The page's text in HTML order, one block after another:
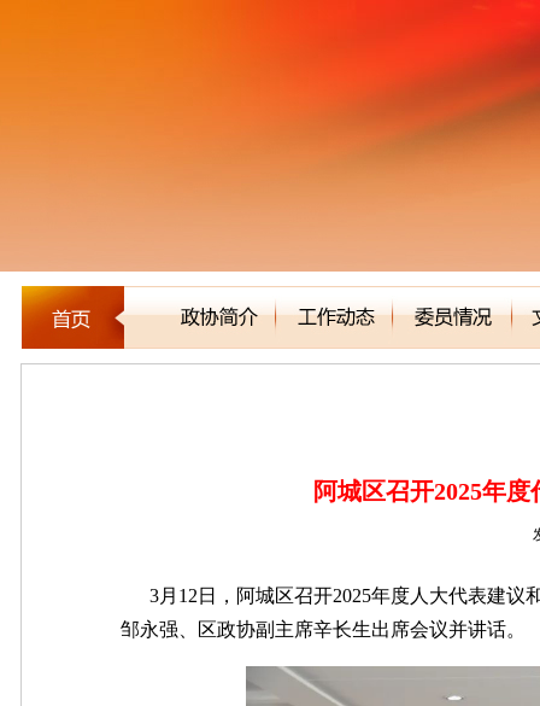
阿城区召开2025年
3月12日，阿城区召开2025年度人大代表建议
邹永强、区政协副主席辛长生出席会议并讲话。